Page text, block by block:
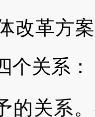
改革方
个关系：
关系。